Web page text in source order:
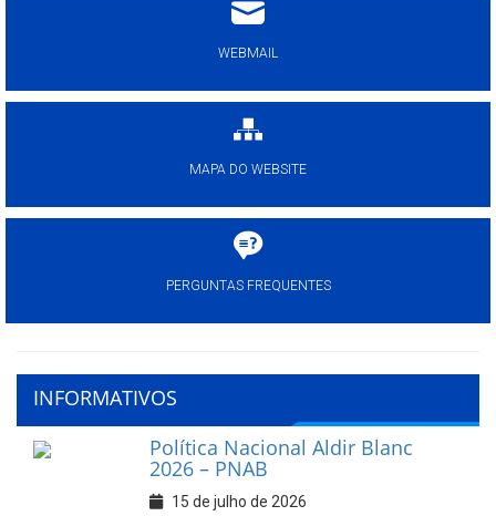
WEBMAIL
MAPA DO WEBSITE
PERGUNTAS FREQUENTES
INFORMATIVOS
Política Nacional Aldir Blanc
2026 – PNAB
15 de julho de 2026